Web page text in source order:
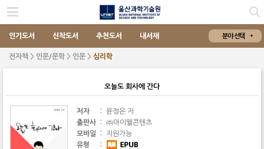
인기도서 신착도서 추천도서 내서재 분야 선택
전자책 > 인문/문학 > 인문 > 심리학
오늘도 회사에 간다
저자 :
윤정은 저
출판사
:
㈜아이웰콘텐츠
모바일
:
지원가능
유형
: